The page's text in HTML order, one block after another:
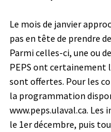
Le mois de janvier
pas en tête de prendre
Parmi celles-ci, une ou
PEPS ont certainement
sont offertes. Pour les
la programmation
www.peps.ulaval.ca.
le 1er décembre, puis